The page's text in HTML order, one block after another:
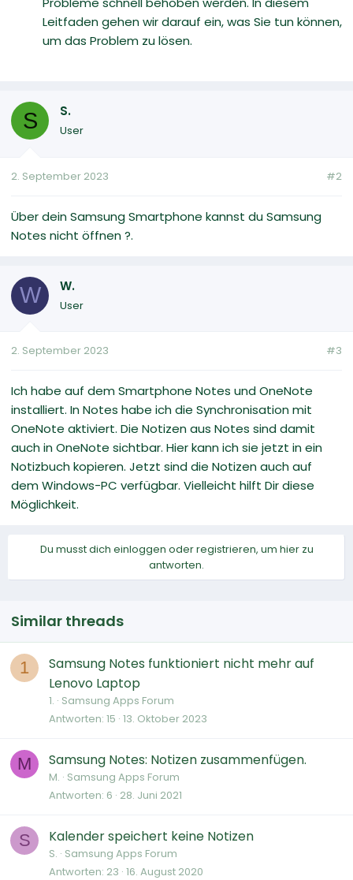
Leitfaden gehen wir darauf ein, was Sie tun können,
um das Problem zu lösen.
S S.
User
2. September 2023 #2
Über dein Samsung Smartphone kannst du Samsung
Notes nicht öffnen ?.
W W.
User
2. September 2023 #3
Ich habe auf dem Smartphone Notes und OneNote
installiert. In Notes habe ich die Synchronisation mit
OneNote aktiviert. Die Notizen aus Notes sind damit
auch in OneNote sichtbar. Hier kann ich sie jetzt in ein
Notizbuch kopieren. Jetzt sind die Notizen auch auf
dem Windows-PC verfügbar. Vielleicht hilft Dir diese
Möglichkeit.
Du musst dich einloggen oder registrieren, um hier zu
antworten.
Similar threads
1
Samsung Notes funktioniert nicht mehr auf
Lenovo Laptop
1. Samsung Apps Forum
Antworten 15 13. Oktober 2023
M Samsung Notes: Notizen zusammenfügen.
M. Samsung Apps Forum
Antworten 6 28. Juni 2021
S Kalender speichert keine Notizen
S. Samsung Apps Forum
Antworten 23 16. August 2020